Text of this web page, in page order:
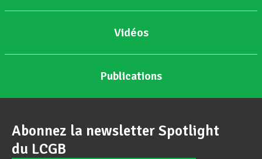
Vidéos
Publications
Abonnez la newsletter Spotlight
du LCGB